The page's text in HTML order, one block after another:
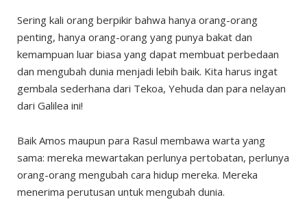
Sering kali orang berpikir bahwa hanya orang-orang
penting, hanya orang-orang yang punya bakat dan
kemampuan luar biasa yang dapat membuat perbedaan
dan mengubah dunia menjadi lebih baik. Kita harus ingat
gembala sederhana dari Tekoa, Yehuda dan para nelayan
dari Galilea ini!
Baik Amos maupun para Rasul membawa warta yang
sama: mereka mewartakan perlunya pertobatan, perlunya
orang-orang mengubah cara hidup mereka. Mereka
menerima perutusan untuk mengubah dunia.